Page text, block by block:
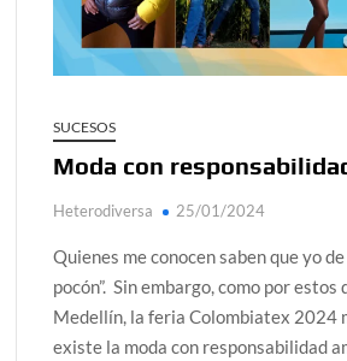
¿Conoces al rey del trópico? Seguro
Día de Independencia 2026: de Patria
Salud mental digital: cómo frenar la
generan las redes sociales
Denuncia por violencia sexual en
Día del Orgullo LGBTQ+: una fecha
la dignidad humana
SUCESOS
Moda con
Heterodiversa 25/01/2024
Quienes me conocen saben que yo de
pocón”. Sin embargo, como por estos
Medellín, la feria Colombiatex 2024
existe la moda con responsabilidad